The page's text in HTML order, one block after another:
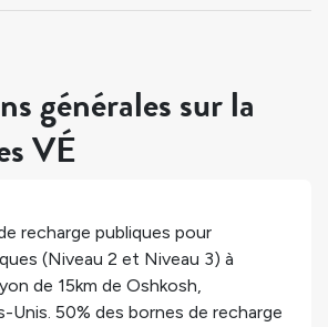
générales sur la
VÉ
recharge publiques pour
(Niveau 2 et Niveau 3) à
de 15km de Oshkosh,
Unis. 50% des bornes de recharge